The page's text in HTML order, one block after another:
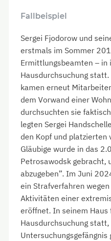
Fallbeispiel
Sergei Fjodorow und
erstmals im Sommer
Ermittlungsbeamten – in
Hausdurchsuchung
kamen erneut
dem Vorwand einer
durchsuchten sie
legten Sergei
den Kopf und platzierten
Gläubige wurde in das
Petrosawodsk gebracht,
abzugeben”. Im Juni
ein Strafverfahren
Aktivitäten einer
eröffnet. In seinem
Hausdurchsuchung